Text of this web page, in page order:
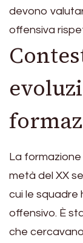
devono
offensiva
La
metà del XX
cui le squadre
offensivo. È
che